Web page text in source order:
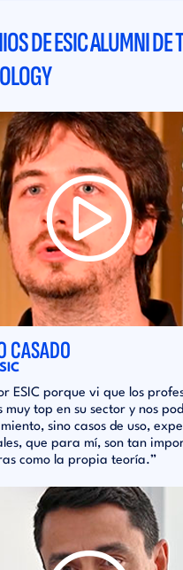
DE ESIC ALUMNI DE
CASADO
ESIC porque vi que los
muy top en su sector y nos
sino casos de uso,
que para mí, son tan
como la propia teoría.”